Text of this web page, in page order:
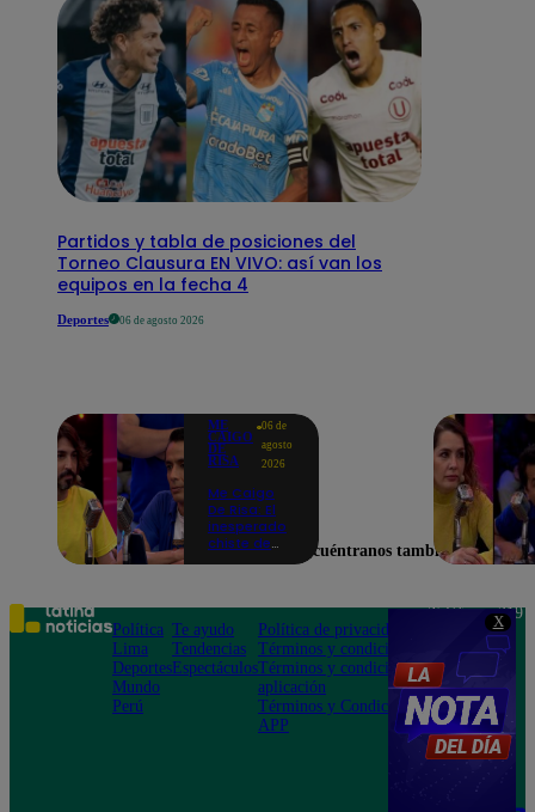
X
Partidos y tabla de posiciones del
Torneo Clausura EN VIVO: así van los
equipos en la fecha 4
Deportes 06 de agosto 2026
ME
CAIGO
DE
RISA
06 de
agosto
2026
Me Caigo
De Risa: El
inesperado
chiste de
hizo
explotar a
todo el set
Encuéntranos también en
Política
Lima
Deportes
Mundo
Perú
Te ayudo
Tendencias
Espectáculos
Política de privacidad
Términos y condiciones
Términos y condiciones
aplicación
Términos y Condiciones
APP
Teléfono: 219
Av. San
Felipe 968
Jesús María